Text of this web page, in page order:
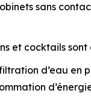
sans
et cocktails
d’eau en